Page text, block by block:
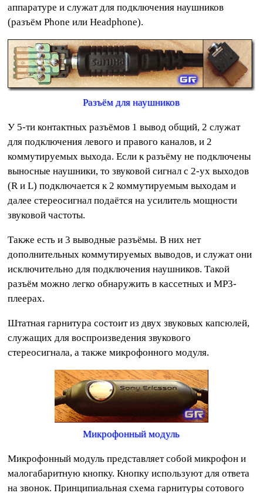
аппаратуре и служат для подключения наушников
(разъём Phone или Headphone).
Разъём для наушников
У 5-ти контактных разъёмов 1 вывод общий, 2 служат
для подключения левого и правого каналов, и 2
коммутируемых выхода. Если к разъёму не подключены
выносные наушники, то звуковой сигнал с 2-ух выходов
(R и L) подключается к 2 коммутируемым выходам и
далее стереосигнал подаётся на усилитель мощности
звуковой частоты.
Также есть и 3 выводные разъёмы. В них нет
дополнительных коммутируемых выводов, и служат они
исключительно для подключения наушников. Такой
разъём можно легко обнаружить в кассетных и MP3-
плеерах.
Штатная гарнитура состоит из двух звуковых капсюлей,
служащих для воспроизведения звукового
стереосигнала, а также микрофонного модуля.
Микрофонный модуль
Микрофонный модуль представляет собой микрофон и
малогабаритную кнопку. Кнопку используют для ответа
на звонок. Принципиальная схема гарнитуры сотового